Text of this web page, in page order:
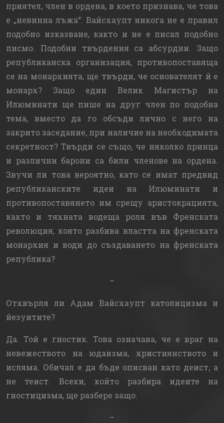
приятел, член в ордена, в което признава, че това
е „невинна лъжа“. Вайсхаупт никога не е правил
подобно изказване, както и не е писал подобно
писмо. Подобни твърдения са абсурдни. Защо
републиканска организация, противопоставяща
се на монархията, ще твърди, че основателят й е
монарх? Защо един Велик Магистър на
Илюминати ще пише на друг член по подобна
тема, вместо да го обсъди лично с него на
закрито заседание, при наличие на необходимата
секретност? Твърди се също, че няколко принца
и различни барони са били членове на ордена.
Звучи ли това вероятно, като се имат предвид
републиканските идеи на Илюминати и
противопоставянето им срещу аристокрацията,
както и тяхната водеща роля във Френската
революция, която разбива властта на френската
монархия и води до създаването на френската
република?
–
Отхвърля ли Адам Вайсхаупт католицизма и
йезуитите?
Да. Той е гностик. Това означава, че е враг на
невежеството на юдаизма, християнството и
исляма. Обичал е да бъде описван като деист, а
не теист. Всеки, който разбира идеите на
гностицизма, ще разбере защо.
–